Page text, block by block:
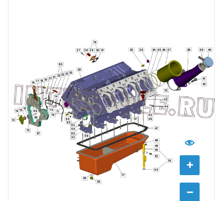
+
−
12
13 14 15
16 17 18 19 20
20
21 22 23
25
26
27 28 29 30 31 32
32
33 34 35 36 37 38 39 40
41
42
43
44
45
46
47
48
49
50
52
53
55
56
57
58
59
60
62
63
64
67
68
69
70
71
73
74
75
76
77
78
79
80